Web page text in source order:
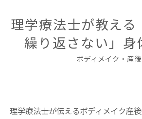
理学療法士が教える
繰り返さない」身
ボディメイク・産後
理学療法士が伝えるボディメイク産